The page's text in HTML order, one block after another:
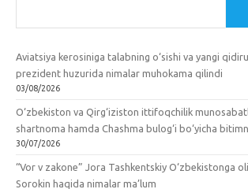
Aviatsiya kerosiniga talabning o‘sishi va yangi
prezident huzurida nimalar muhokama qilindi
03/08/2026
O‘zbekiston va Qirg‘iziston ittifoqchilik
shartnoma hamda Chashma bulog‘i bo‘yicha
30/07/2026
“Vor v zakone” Jora Tashkentskiy O‘zbekistonga
Sorokin haqida nimalar ma’lum